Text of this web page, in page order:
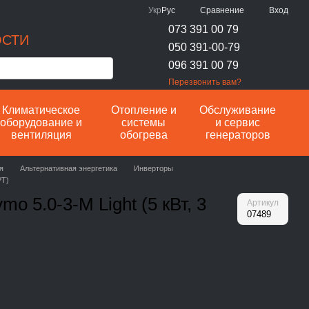
Укр Рус Сравнение Вход
073 391 00 79
050 391-00-79
096 391 00 79
Перезвонить вам?
Климатическое
оборудование и
вентиляция
Отопление и
системы
обогрева
Обслуживание
и сервис
генераторов
Альтернативная энергетика
Инверторы
5.0-3-М Light (5 кВт, 3 Артикул
07489